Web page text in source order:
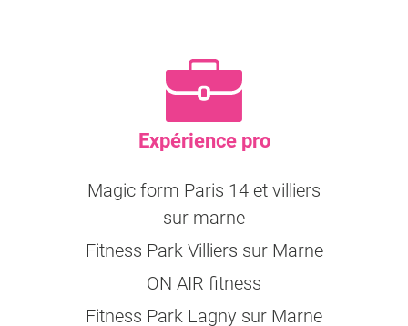
Expérience pro
Magic form Paris 14 et villiers
sur marne
Fitness Park Villiers sur Marne
ON AIR fitness
Fitness Park Lagny sur Marne